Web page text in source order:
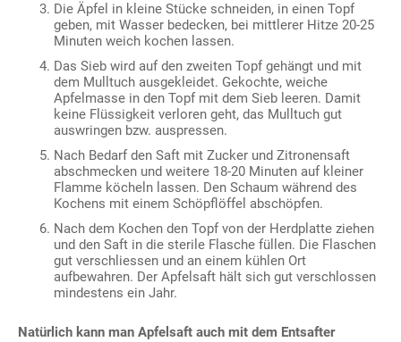
Die Äpfel in kleine Stücke schneiden, in einen Topf
geben, mit Wasser bedecken, bei mittlerer Hitze 20-25
Minuten weich kochen lassen.
Das Sieb wird auf den zweiten Topf gehängt und mit
dem Mulltuch ausgekleidet. Gekochte, weiche
Apfelmasse in den Topf mit dem Sieb leeren. Damit
keine Flüssigkeit verloren geht, das Mulltuch gut
auswringen bzw. auspressen.
Nach Bedarf den Saft mit Zucker und Zitronensaft
abschmecken und weitere 18-20 Minuten auf kleiner
Flamme köcheln lassen. Den Schaum während des
Kochens mit einem Schöpflöffel abschöpfen.
Nach dem Kochen den Topf von der Herdplatte ziehen
und den Saft in die sterile Flasche füllen. Die Flaschen
gut verschliessen und an einem kühlen Ort
aufbewahren. Der Apfelsaft hält sich gut verschlossen
mindestens ein Jahr.
Natürlich kann man Apfelsaft auch mit dem Entsafter